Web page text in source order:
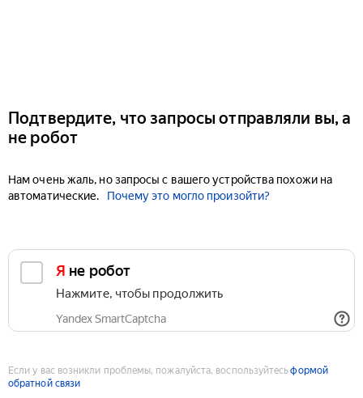
Подтвердите, что запросы отправляли вы, а
не робот
Нам очень жаль, но запросы с вашего устройства похожи на
автоматические.
Почему это могло произойти?
Я не робот
Нажмите, чтобы продолжить
Yandex SmartCaptcha
Если у вас возникли проблемы, пожалуйста, воспользуйтесьформой
обратной связи